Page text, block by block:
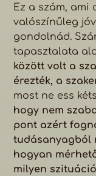
Ez a szám, ami
valószínűleg
gondolnád.
tapasztalata
között volt a
érezték, a
most ne ess
hogy nem
pont azért
tudásanyagból
hogyan
milyen